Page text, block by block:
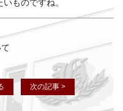
ものですね。
次の記事 >